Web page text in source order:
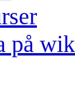
på